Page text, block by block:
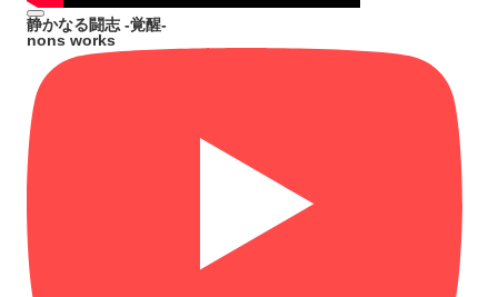
静かなる闘志 -覚醒-
nons works